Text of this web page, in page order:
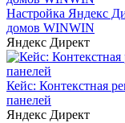
Настройка Яндекс
домов WINWIN
Яндекс Директ
Кейс: Контекстная
панелей
Яндекс Директ